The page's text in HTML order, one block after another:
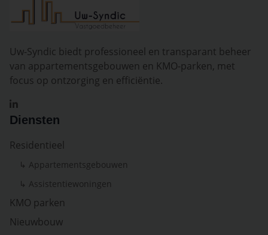
Uw-Syndic biedt professioneel en transparant beheer
van appartementsgebouwen en KMO-parken, met
focus op ontzorging en efficiëntie.
Diensten
Residentieel
↳ Appartementsgebouwen
↳ Assistentiewoningen
KMO parken
Nieuwbouw